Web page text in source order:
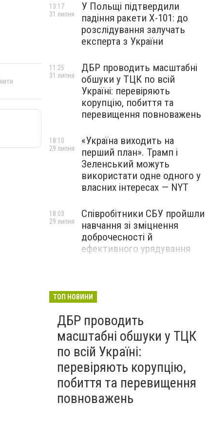
У Польщі підтвердили
падіння ракети Х-101: до
розслідування залучать
експерта з України
13:17
31 липня
ДБР проводить масштабні
обшуки у ТЦК по всій
Україні: перевіряють
корупцію, побиття та
перевищення повноважень
11:25
31 липня
«Україна виходить на
перший план». Трамп і
Зеленський можуть
використати одне одного у
власних інтересах — NYT
18:10
29 липня
Співробітники СБУ пройшли
навчання зі зміцнення
доброчесності й
ефективного урядування
18:03
29 липня
війська: у CENTCOM
всіх ракет
ТОП НОВИНИ
ДБР проводить
масштабні обшуки у ТЦК
по всій Україні:
перевіряють корупцію,
побиття та перевищення
повноважень